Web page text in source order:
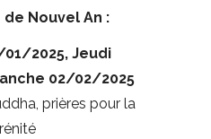
Nouvel An :
2025, Jeudi
02/02/2025
prières pour la